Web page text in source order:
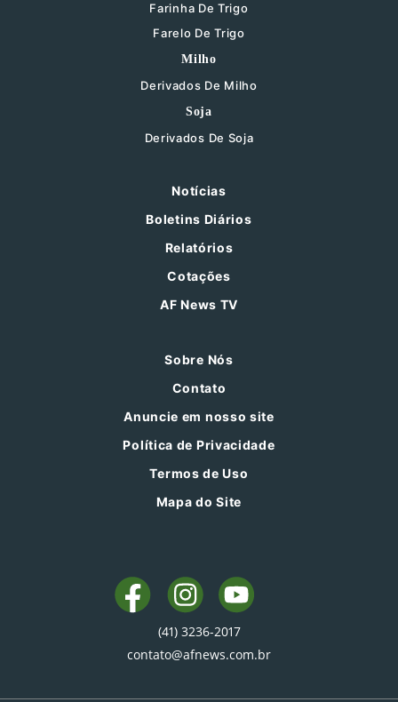
Farinha De Trigo
Farelo De Trigo
Milho
Derivados De Milho
Soja
Derivados De Soja
Notícias
Boletins Diários
Relatórios
Cotações
AF News TV
Sobre Nós
Contato
Anuncie em nosso site
Política de Privacidade
Termos de Uso
Mapa do Site
(41) 3236-2017
contato@afnews.com.br